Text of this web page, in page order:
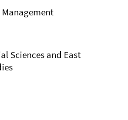
Sciences and East